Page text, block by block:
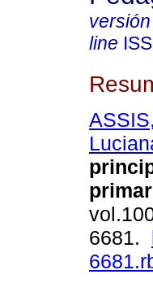
line
6681.